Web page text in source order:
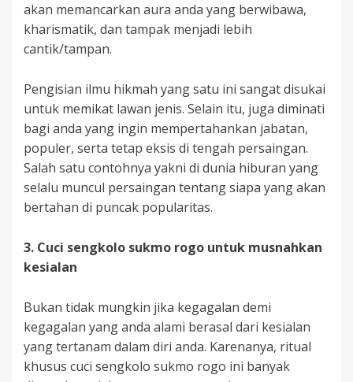
akan memancarkan aura anda yang berwibawa,
kharismatik, dan tampak menjadi lebih
cantik/tampan.
Pengisian ilmu hikmah yang satu ini sangat disukai
untuk memikat lawan jenis. Selain itu, juga diminati
bagi anda yang ingin mempertahankan jabatan,
populer, serta tetap eksis di tengah persaingan.
Salah satu contohnya yakni di dunia hiburan yang
selalu muncul persaingan tentang siapa yang akan
bertahan di puncak popularitas.
3. Cuci sengkolo sukmo rogo untuk musnahkan
kesialan
Bukan tidak mungkin jika kegagalan demi
kegagalan yang anda alami berasal dari kesialan
yang tertanam dalam diri anda. Karenanya, ritual
khusus cuci sengkolo sukmo rogo ini banyak